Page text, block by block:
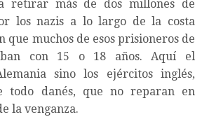
retirar más de dos millones de
los nazis a lo largo de la costa
que muchos de esos prisioneros de
con 15 o 18 años. Aquí el
sino los ejércitos inglés,
todo danés, que no reparan en
la venganza.